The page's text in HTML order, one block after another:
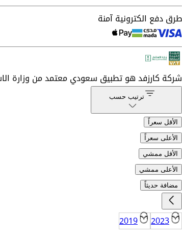
طرق دفع الكترونية آمنة
شركة كارزفدهو تطبيق سعودي معتمد من وزارة
ترتيب حسب
الأقل سعراً
الأعلى سعراً
الأقل ممشي
الأعلى ممشي
مضافة حديثاً
2023
2019